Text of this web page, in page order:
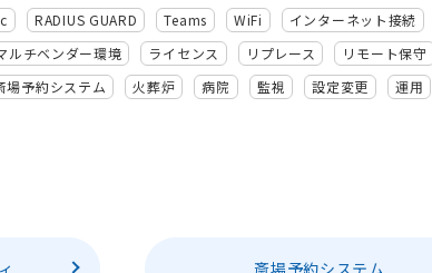
RADIUS GUARD Teams WiFi インターネット接続
ルチベンダー環境 ライセンス リプレース リモート保守
場予約システム 火葬炉 病院 監視 設定変更 運用
斎場予約システム